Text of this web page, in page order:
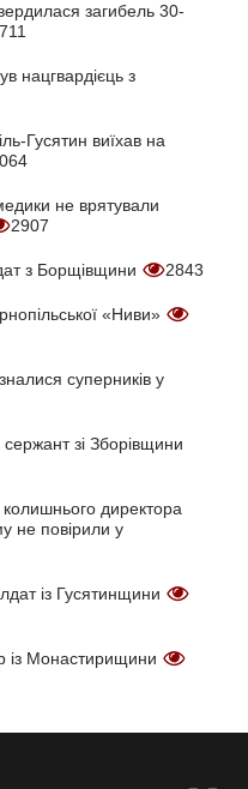
загибель 30-
нацгвардієць з
Гусятин виїхав на
не врятували
2907
з Борщівщини 2843
«Ниви»
суперників у
зі Зборівщини
колишнього директора
не повірили у
із Гусятинщини
із Монастирищини